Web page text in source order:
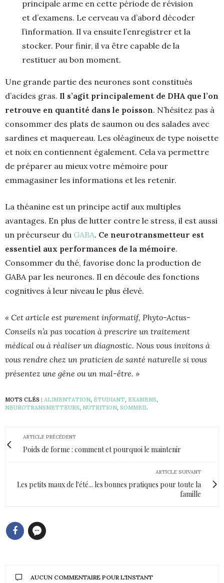
principale arme en cette période de révision
et d’examens. Le cerveau va d’abord décoder
l’information. Il va ensuite l’enregistrer et la
stocker. Pour finir, il va être capable de la
restituer au bon moment.
Une grande partie des neurones sont constitués
d’acides gras. Il s’agit principalement de DHA que l’on
retrouve en quantité dans le poisson. N’hésitez pas à
consommer des plats de saumon ou des salades avec
sardines et maquereau. Les oléagineux de type noisette
et noix en contiennent également. Cela va permettre
de préparer au mieux votre mémoire pour
emmagasiner les informations et les retenir.
La théanine est un principe actif aux multiples
avantages. En plus de lutter contre le stress, il est aussi
un précurseur du GABA. Ce neurotransmetteur est
essentiel aux performances de la mémoire.
Consommer du thé, favorise donc la production de
GABA par les neurones. Il en découle des fonctions
cognitives à leur niveau le plus élevé.
« Cet article est purement informatif, Phyto-Actus-
Conseils n’a pas vocation à prescrire un traitement
médical ou à réaliser un diagnostic. Nous vous invitons à
vous rendre chez un praticien de santé naturelle si vous
présentez une gêne ou un mal-être. »
MOTS CLÉS : ALIMENTATION, ÉTUDIANT, EXAMENS,
NEUROTRANSMETTEURS, NUTRITION, SOMMEIL
ARTICLE PRÉCÉDENT
Poids de forme : comment et pourquoi le maintenir
ARTICLE SUIVANT
Les petits maux de l'été... les bonnes pratiques pour toute la
famille
AUCUN COMMENTAIRE POUR L'INSTANT